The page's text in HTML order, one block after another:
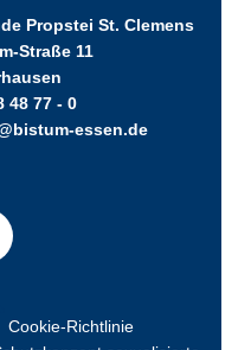
Propstei St. Clemens
Straße 11
48 77 - 0
essen.de
Cookie-Richtlinie